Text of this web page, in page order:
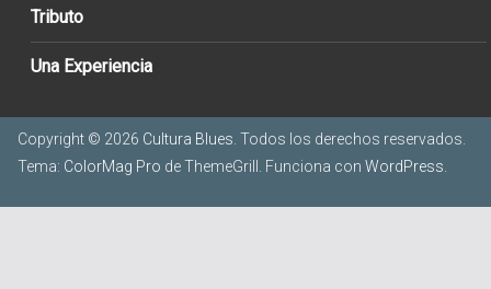
Tributo
Una Experiencia
Copyright © 2026 Cultura Blues. Todos los derechos reservados.
Tema: ColorMag Pro de ThemeGrill. Funciona con WordPress.